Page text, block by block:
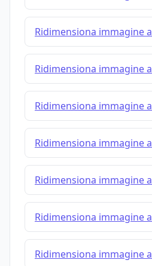
Ridimensiona immagine
Ridimensiona immagine
Ridimensiona immagine
Ridimensiona immagine
Ridimensiona immagine
Ridimensiona immagine
Ridimensiona immagine